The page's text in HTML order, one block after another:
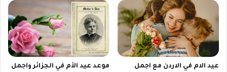
عيد الام في الاردن مع اجمل
موعد عيد الأم في الجزائر واجمل